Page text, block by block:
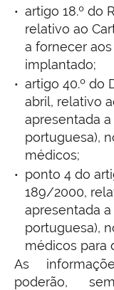
artigo 18.º do
relativo ao
a fornecer
implantado;
artigo 40.º do
abril, relativo
apresentada
portuguesa),
médicos;
ponto 4 do
189/2000,
apresentada
portuguesa),
médicos para
As
poderão,